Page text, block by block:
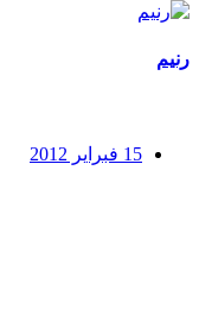
رنيم
15 فبراير 2012